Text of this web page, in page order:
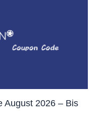
August 2026 – Bis